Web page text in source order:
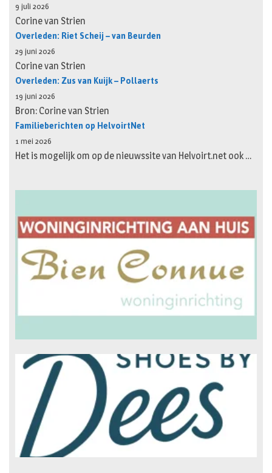
9 juli 2026
Corine van Strien
Overleden: Riet Scheij – van Beurden
29 juni 2026
Corine van Strien
Overleden: Zus van Kuijk – Pollaerts
19 juni 2026
Bron: Corine van Strien
Familieberichten op HelvoirtNet
1 mei 2026
Het is mogelijk om op de nieuwssite van Helvoirt.net ook …